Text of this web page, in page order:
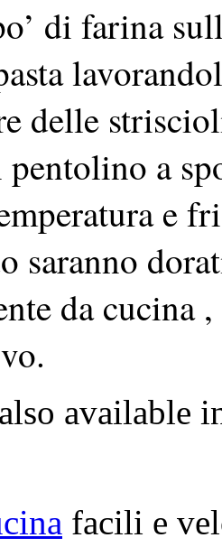
di farina
delle
pentolino a
e
saranno
da
available
facili e